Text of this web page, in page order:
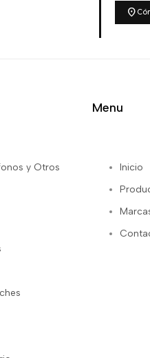
location_on
y Otros
Menu
Inicio